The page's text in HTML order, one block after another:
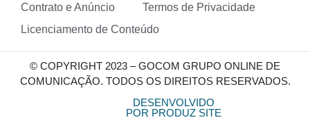
Contrato e Anúncio
Termos de Privacidade
Licenciamento de Conteúdo
© COPYRIGHT 2023 – GOCOM GRUPO ONLINE DE
COMUNICAÇÃO. TODOS OS DIREITOS RESERVADOS.
DESENVOLVIDO
POR PRODUZ SITE